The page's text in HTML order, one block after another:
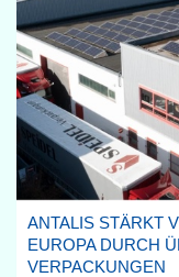
ANTALIS STÄRKT
EUROPA DURCH
VERPACKUNGEN